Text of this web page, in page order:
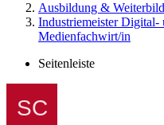
Ausbildung &
Industriemeister Digital-
Medienfachwirt/in
Seitenleiste